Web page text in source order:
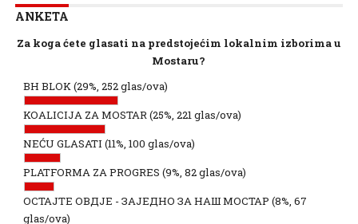
ANKETA
Za koga ćete glasati na predstojećim lokalnim izborima u
Mostaru?
BH BLOK(29%, 252 glas/ova)
KOALICIJA ZA MOSTAR(25%, 221 glas/ova)
NEĆU GLASATI (11%, 100 glas/ova)
PLATFORMA ZA PROGRES (9%, 82 glas/ova)
ОСТАЈТЕ ОВДЈЕ - ЗАЈЕДНО ЗА НАШ МОСТАР (8%, 67
glas/ova)